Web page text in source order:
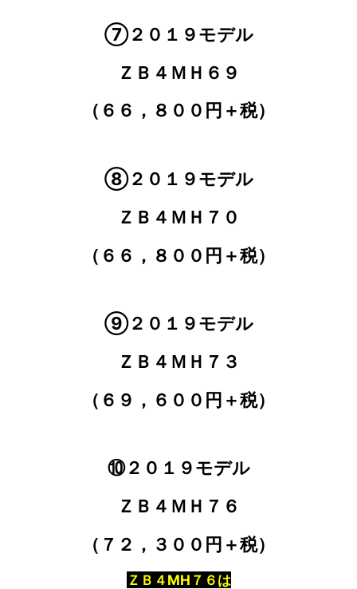
⑦２０１９モデル
ＺＢ４ＭＨ６９
（６６，８００円＋税）
⑧２０１９モデル
ＺＢ４ＭＨ７０
（６６，８００円＋税）
⑨２０１９モデル
ＺＢ４ＭＨ７３
（６９，６００円＋税）
⑩２０１９モデル
ＺＢ４ＭＨ７６
（７２，３００円＋税）
ＺＢ４MH７６は